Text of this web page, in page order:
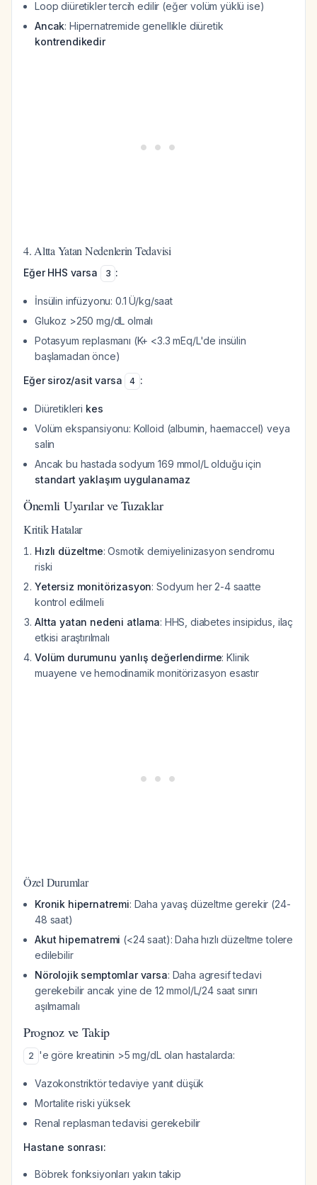
Loop diüretikler tercih edilir (eğer volüm yüklü ise)
Ancak: Hipernatremide genellikle diüretik
kontrendikedir
4. Altta Yatan Nedenlerin Tedavisi
Eğer HHS varsa 3 :
İnsülin infüzyonu: 0.1 Ü/kg/saat
Glukoz >250 mg/dL olmalı
Potasyum replasmanı (K+ <3.3 mEq/L'de insülin
başlamadan önce)
Eğer siroz/asit varsa
4 :
Diüretikleri kes
Volüm ekspansiyonu: Kolloid (albumin, haemaccel) veya
salin
Ancak bu hastada sodyum 169 mmol/L olduğu için
standart yaklaşım uygulanamaz
Önemli Uyarılar ve Tuzaklar
Kritik Hatalar
Hızlı düzeltme: Osmotik demiyelinizasyon sendromu
riski
Yetersiz monitörizasyon: Sodyum her 2-4 saatte
kontrol edilmeli
Altta yatan nedeni atlama: HHS, diabetes insipidus, ilaç
etkisi araştırılmalı
Volüm durumunu yanlış değerlendirme: Klinik
muayene ve hemodinamik monitörizasyon esastır
Özel Durumlar
Kronik hipernatremi: Daha yavaş düzeltme gerekir (24-
48 saat)
Akut hipernatremi (<24 saat): Daha hızlı düzeltme tolere
edilebilir
Nörolojik semptomlar varsa: Daha agresif tedavi
gerekebilir ancak yine de 12 mmol/L/24 saat sınırı
aşılmamalı
Prognoz ve Takip
2 'e göre kreatinin >5 mg/dL olan hastalarda:
Vazokonstriktör tedaviye yanıt düşük
Mortalite riski yüksek
Renal replasman tedavisi gerekebilir
Hastane sonrası:
Böbrek fonksiyonları yakın takip